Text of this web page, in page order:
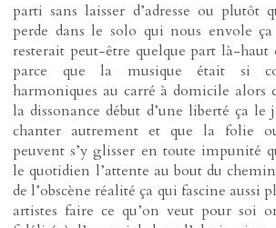
parti sans laisser d’adresse ou plutôt
perde dans le solo qui nous envole
resterait peut-être quelque part là-haut
parce que la musique était si
harmoniques au carré à domicile alors
la dissonance début d’une liberté ça le
chanter autrement et que la folie
peuvent s’y glisser en toute impunité
le quotidien l’attente au bout du
de l’obscène réalité ça qui fascine aussi
artistes faire ce qu’on veut pour soi